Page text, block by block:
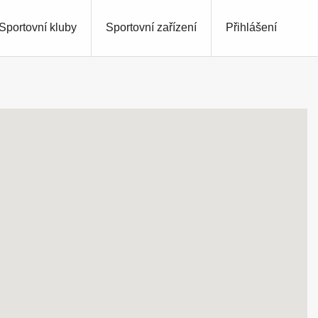
Přihlášení
Sportovní kluby Sportovní zařízení